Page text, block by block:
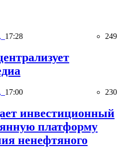
17:28 249
17:00 230
инвестиционный
платформу
ненефтяного